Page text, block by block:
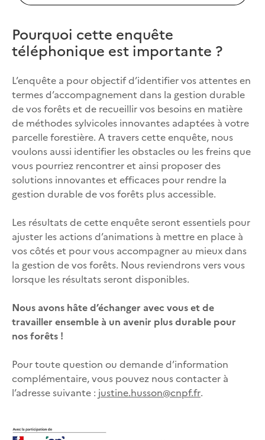
Pourquoi cette enquête
téléphonique est importante ?
L’enquête a pour objectif d’identifier vos attentes en
termes d’accompagnement dans la gestion durable
de vos forêts et de recueillir vos besoins en matière
de méthodes sylvicoles innovantes adaptées à votre
parcelle forestière. A travers cette enquête, nous
voulons aussi identifier les obstacles ou les freins que
vous pourriez rencontrer et ainsi proposer des
solutions innovantes et efficaces pour rendre la
gestion durable de vos forêts plus accessible.
Les résultats de cette enquête seront essentiels pour
ajuster les actions d’animations à mettre en place à
vos côtés et pour vous accompagner au mieux dans
la gestion de vos forêts. Nous reviendrons vers vous
lorsque les résultats seront disponibles.
Nous avons hâte d’échanger avec vous et de
travailler ensemble à un avenir plus durable pour
nos forêts !
Pour toute question ou demande d’information
complémentaire, vous pouvez nous contacter à
l’adresse suivante : justine.husson@cnpf.fr.